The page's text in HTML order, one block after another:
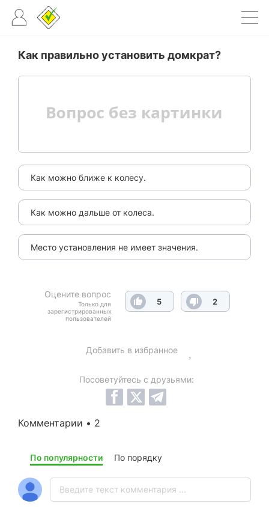
Как правильно установить домкрат?
Как можно ближе к колесу.
Как можно дальше от колеса.
Место установления не имеет значения.
Оцените вопрос
Только для
зарегистрированных
пользователей
5 2
Добавить в избранное
Посоветуйтесь с друзьями:
Комментарии • 2
По популярности По порядку